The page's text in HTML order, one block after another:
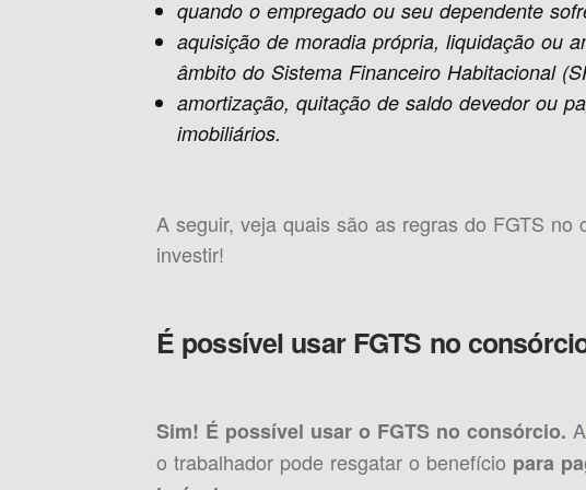
quando o empregado ou seu dependente
aquisição de moradia própria, liquidação ou
âmbito do Sistema Financeiro Habitacional
amortização, quitação de saldo devedor ou
imobiliários.
A seguir, veja quais são as regras do FGTS
investir!
É possível usar FGTS no
Sim! É possível usar o FGTS no consórcio. A
o trabalhador pode resgatar o benefício para